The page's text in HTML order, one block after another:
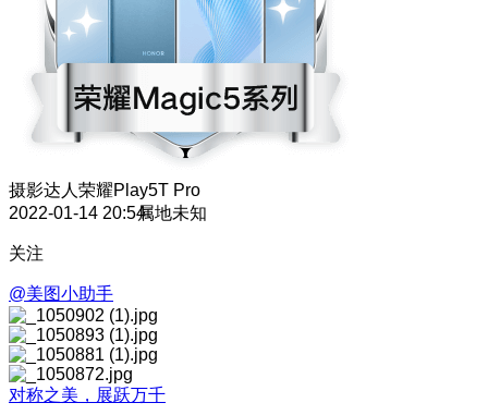
摄影达人 荣耀Play5T Pro
2022-01-14 20:54属地未知
关注
@美图小助手
对称之美，展跃万千